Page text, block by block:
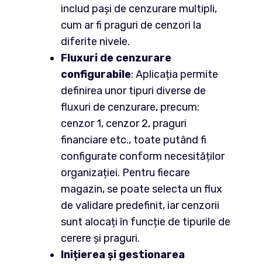
includ pași de cenzurare multipli,
cum ar fi praguri de cenzori la
diferite nivele.
Fluxuri de cenzurare
configurabile: Aplicația permite
definirea unor tipuri diverse de
fluxuri de cenzurare, precum:
cenzor 1, cenzor 2, praguri
financiare etc., toate putând fi
configurate conform necesităților
organizației. Pentru fiecare
magazin, se poate selecta un flux
de validare predefinit, iar cenzorii
sunt alocați în funcție de tipurile de
cerere și praguri.
Inițierea și gestionarea